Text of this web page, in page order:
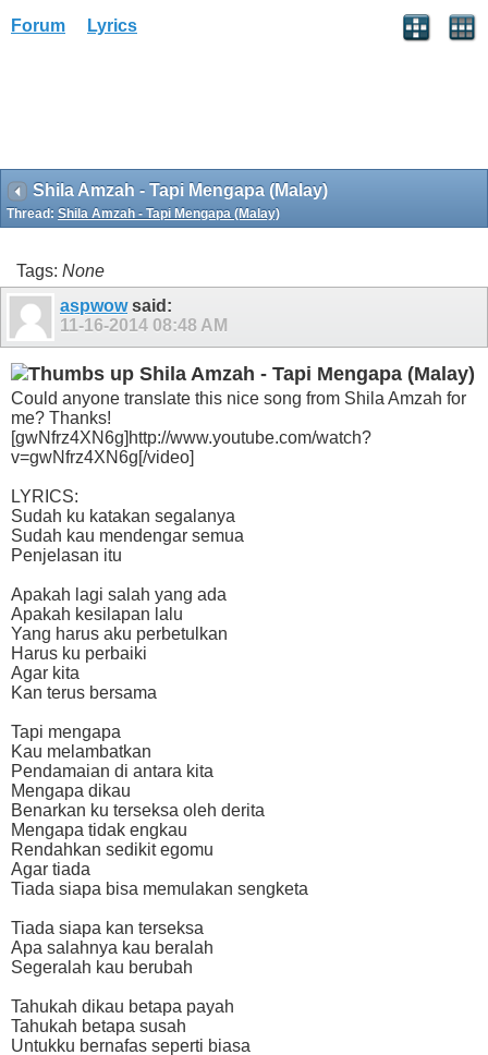
Forum Lyrics
Shila Amzah - Tapi Mengapa (Malay)
Thread: Shila Amzah - Tapi Mengapa (Malay)
Tags: None
aspwowsaid:
11-16-2014 08:48 AM
Shila Amzah - Tapi Mengapa (Malay)
Could anyone translate this nice song from Shila Amzah for
me? Thanks!
[gwNfrz4XN6g]http://www.youtube.com/watch?
v=gwNfrz4XN6g[/video]
LYRICS:
Sudah ku katakan segalanya
Sudah kau mendengar semua
Penjelasan itu
Apakah lagi salah yang ada
Apakah kesilapan lalu
Yang harus aku perbetulkan
Harus ku perbaiki
Agar kita
Kan terus bersama
Tapi mengapa
Kau melambatkan
Pendamaian di antara kita
Mengapa dikau
Benarkan ku terseksa oleh derita
Mengapa tidak engkau
Rendahkan sedikit egomu
Agar tiada
Tiada siapa bisa memulakan sengketa
Tiada siapa kan terseksa
Apa salahnya kau beralah
Segeralah kau berubah
Tahukah dikau betapa payah
Tahukah betapa susah
Untukku bernafas seperti biasa